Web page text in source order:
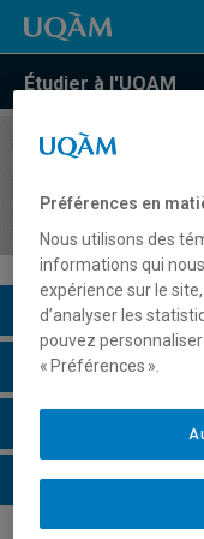
Étudier à l'UQAM
COURS//
interculturels
Description du
Horaire - Été 2026
Horaire - Automne
Horaire - Hiver
Préférences en
Nous utilisons des
informations qui
expérience sur le
d’analyser les
pouvez
« Préférences ».